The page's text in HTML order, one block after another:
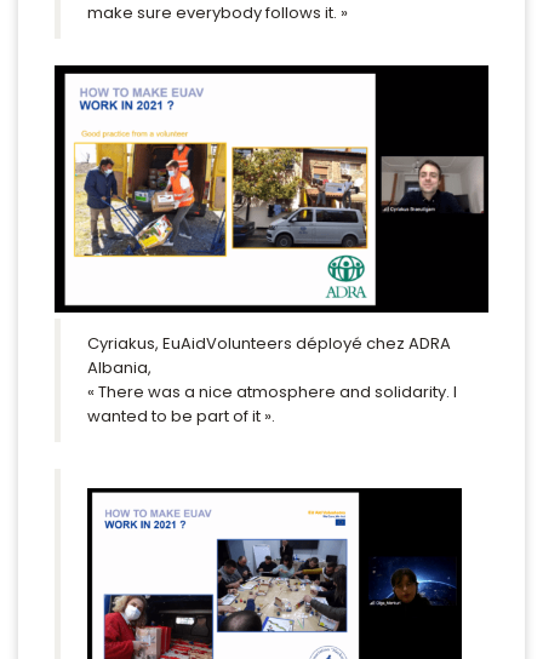
make sure everybody follows it. »
Cyriakus, EuAidVolunteers déployé chez ADRA
Albania,
« There was a nice atmosphere and solidarity. I
wanted to be part of it ».